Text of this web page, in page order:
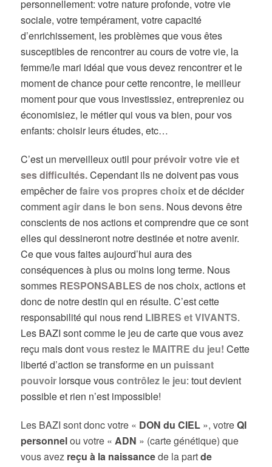
personnellement: votre nature profonde, votre vie
sociale, votre tempérament, votre capacité
d’enrichissement, les problèmes que vous êtes
susceptibles de rencontrer au cours de votre vie, la
femme/le mari idéal que vous devez rencontrer et le
moment de chance pour cette rencontre, le meilleur
moment pour que vous investissiez, entrepreniez ou
économisiez, le métier qui vous va bien, pour vos
enfants: choisir leurs études, etc…
C’est un merveilleux outil pourprévoir votre vie et
ses difficultés.Cependant ils ne doivent pas vous
empêcher defaire vos propres choixet de décider
commentagir dans le bon sens. Nous devons être
conscients de nos actions et comprendre que ce sont
elles qui dessineront notre destinée et notre avenir.
Ce que vous faites aujourd’hui aura des
conséquences à plus ou moins long terme. Nous
sommes RESPONSABLES de nos choix, actions et
donc de notre destin qui en résulte. C’est cette
responsabilité qui nous rend LIBRES et VIVANTS.
Les BAZI sont comme le jeu de carte que vous avez
reçu mais dontvous restez le MAITRE du jeu!Cette
liberté d’action se transforme en un puissant
pouvoir lorsque vouscontrôlez le jeu: tout devient
possible et rien n’est impossible!
Les BAZI sont donc votre « DON du CIEL », votreQI
personnelou votre «ADN » (carte génétique) que
vous avez reçu à la naissancede la partde